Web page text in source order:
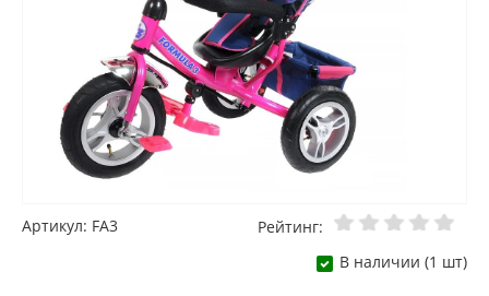
Артикул: FA3
Рейтинг:
В наличии (1 шт)